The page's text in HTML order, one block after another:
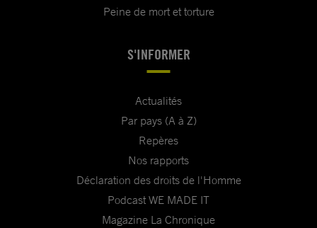
Peine de mort et torture
S'INFORMER
Actualités
Par pays (A à Z)
Repères
Nos rapports
Déclaration des droits de l'Homme
Podcast WE MADE IT
Magazine La Chronique